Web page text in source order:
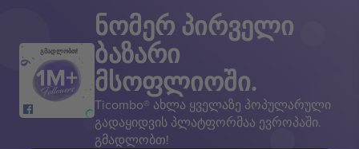
გმადლობთ!
ნომერ პირველი
ბაზარი
მსოფლიოში.
Ticombo® ახლა ყველაზე პოპულარული
გადაყიდვის პლატფორმაა ევროპაში.
გმადლობთ!